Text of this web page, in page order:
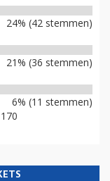
24% (42 stemmen)
21% (36 stemmen)
6% (11 stemmen)